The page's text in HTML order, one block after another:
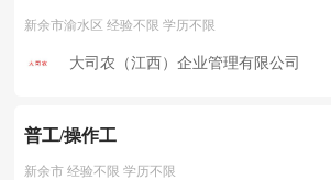
新余市渝水区 经验不限 学历不限
大司农（江西）企业管理有限公司
普工/操作工
新余市 经验不限 学历不限